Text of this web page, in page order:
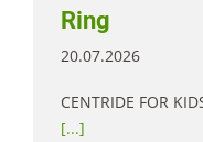
Ring
20.07.2026
CENTRIDE FOR
[...]